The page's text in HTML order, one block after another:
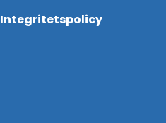
Integritetspolicy